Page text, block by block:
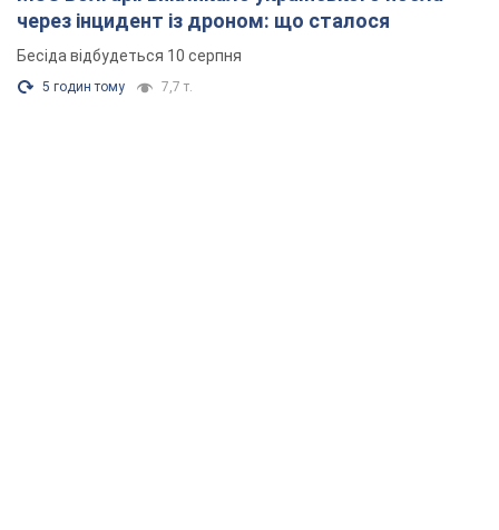
через інцидент із дроном: що сталося
Бесіда відбудеться 10 серпня
5 годин тому 7,7 т.